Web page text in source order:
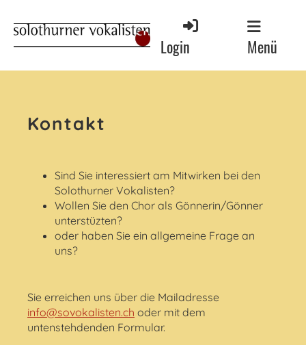
Login Menü
Kontakt
Sind Sie interessiert am Mitwirken bei den
Solothurner Vokalisten?
Wollen Sie den Chor als Gönnerin/Gönner
unterstüzten?
oder haben Sie ein allgemeine Frage an
uns?
Sie erreichen uns über die Mailadresse
info@sovokalisten.ch oder mit dem
untenstehdenden Formular.